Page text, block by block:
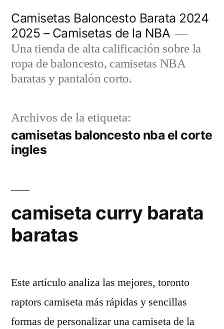
contenido
Camisetas Baloncesto Barata 2024
2025 – Camisetas de la NBA
Una tienda de alta calificación sobre la
ropa de baloncesto, camisetas NBA
baratas y pantalón corto.
Archivos de la etiqueta:
camisetas baloncesto nba el corte
ingles
camiseta curry barata
baratas
Este artículo analiza las mejores, toronto
raptors camiseta más rápidas y sencillas
formas de personalizar una camiseta de la